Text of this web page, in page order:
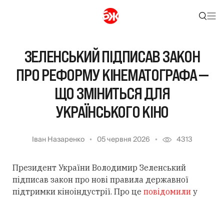
ЗЕЛЕНСЬКИЙ ПІДПИСАВ ЗАКОН
ПРО РЕФОРМУ КІНЕМАТОГРАФА —
ЩО ЗМІНИТЬСЯ ДЛЯ
УКРАЇНСЬКОГО КІНО
Іван Назаренко 05 червня 2026 4313
Президент України Володимир Зеленський
підписав закон про нові правила державної
підтримки кіноіндустрії. Про це повідомили у